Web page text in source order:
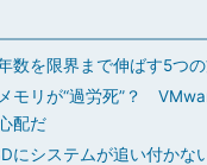
数を限界まで伸ばす5つ
モリが“過労死”？
配だ
にシステムが追い付か